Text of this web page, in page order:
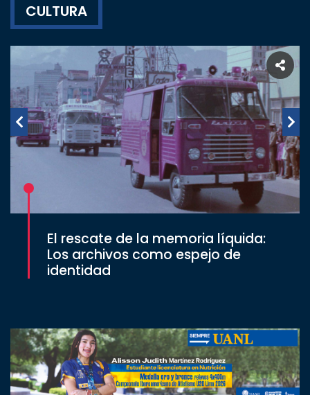
CULTURA
El rescate de la memoria líquida:
Los archivos como espejo de
identidad